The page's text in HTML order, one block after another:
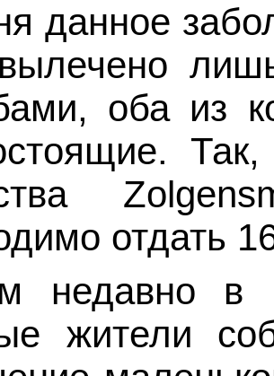
данное
оба из
отдать
недавно в
жители